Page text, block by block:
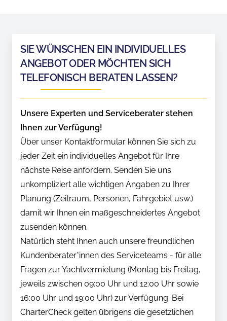
SIE WÜNSCHEN EIN INDIVIDUELLES
ANGEBOT ODER MÖCHTEN SICH
TELEFONISCH BERATEN LASSEN?
Unsere Experten und Serviceberater stehen
Ihnen zur Verfügung!
Über unser Kontaktformular können Sie sich zu
jeder Zeit ein individuelles Angebot für Ihre
nächste Reise anfordern. Senden Sie uns
unkompliziert alle wichtigen Angaben zu Ihrer
Planung (Zeitraum, Personen, Fahrgebiet usw.)
damit wir Ihnen ein maßgeschneidertes Angebot
zusenden können.
Natürlich steht Ihnen auch unsere freundlichen
Kundenberater*innen des Serviceteams - für alle
Fragen zur Yachtvermietung (Montag bis Freitag,
jeweils zwischen 09:00 Uhr und 12:00 Uhr sowie
16:00 Uhr und 19:00 Uhr) zur Verfügung. Bei
CharterCheck gelten übrigens die gesetzlichen